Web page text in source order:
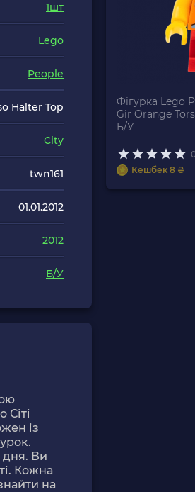
1шт
Lego
People
Halter Top
City
twn161
01.01.2012
2012
Б/У
Сіті
із
дня. Ви
Кожна
на
Фігурка Lego
Gir Orange
Б/У
Кешбек 8 ₴